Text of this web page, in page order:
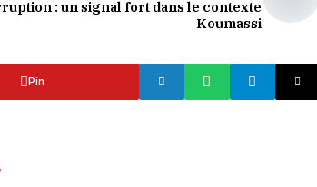
: un signal fort dans le contexte
Koumassi
Pin